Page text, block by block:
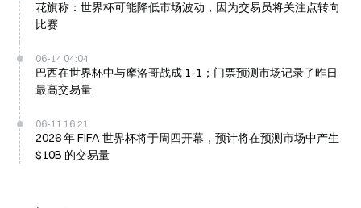
花旗称：世界杯可能降低市场波动，因为交易员将关注点转向
比赛
06-14 04:04
巴西在世界杯中与摩洛哥战成 1-1；门票预测市场记录了昨日
最高交易量
06-11 16:21
2026 年 FIFA 世界杯将于周四开幕，预计将在预测市场中产生
$10B 的交易量